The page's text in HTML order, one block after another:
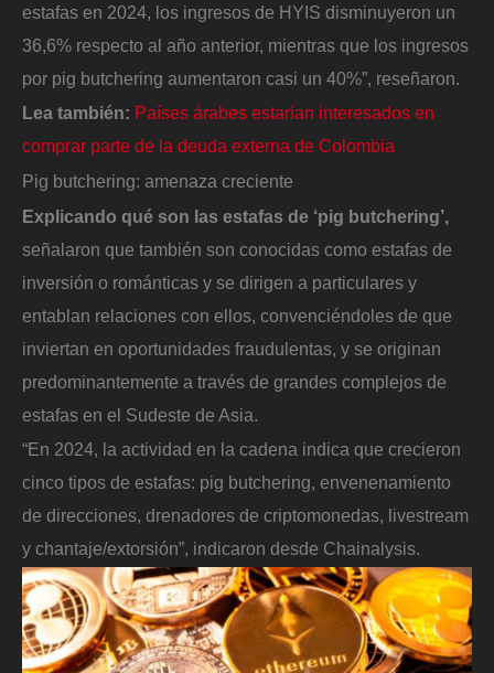
estafas en 2024, los ingresos de HYIS disminuyeron un
36,6% respecto al año anterior, mientras que los ingresos
por pig butchering aumentaron casi un 40%”, reseñaron.
Lea también: Países árabes estarían interesados en
comprar parte de la deuda externa de Colombia
Pig butchering: amenaza creciente
Explicando qué son las estafas de ‘pig butchering’,
señalaron que también son conocidas como estafas de
inversión o románticas y se dirigen a particulares y
entablan relaciones con ellos, convenciéndoles de que
inviertan en oportunidades fraudulentas, y se originan
predominantemente a través de grandes complejos de
estafas en el Sudeste de Asia.
“En 2024, la actividad en la cadena indica que crecieron
cinco tipos de estafas: pig butchering, envenenamiento
de direcciones, drenadores de criptomonedas, livestream
y chantaje/extorsión”, indicaron desde Chainalysis.